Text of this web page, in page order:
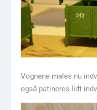
Vognene males nu
også patineres lidt